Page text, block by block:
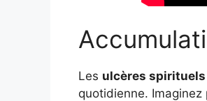
Les ulcères spirituels
quotidienne.